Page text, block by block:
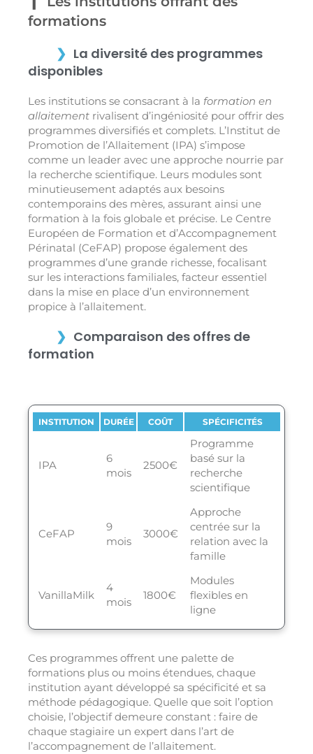
formations
La diversité des programmes
disponibles
Les institutions se consacrant à la formation en
allaitement rivalisent d’ingéniosité pour offrir des
programmes diversifiés et complets. L’Institut de
Promotion de l’Allaitement (IPA) s’impose
comme un leader avec une approche nourrie par
la recherche scientifique. Leurs modules sont
minutieusement adaptés aux besoins
contemporains des mères, assurant ainsi une
formation à la fois globale et précise. Le Centre
Européen de Formation et d’Accompagnement
Périnatal (CeFAP) propose également des
programmes d’une grande richesse, focalisant
sur les interactions familiales, facteur essentiel
dans la mise en place d’un environnement
propice à l’allaitement.
Comparaison des offres de
formation
INSTITUTION DURÉE COÛT SPÉCIFICITÉS
IPA
6
mois
2500€
Programme
basé sur la
recherche
scientifique
CeFAP
9
mois
3000€
Approche
centrée sur la
relation avec la
famille
VanillaMilk
4
mois
1800€
Modules
flexibles en
ligne
Ces programmes offrent une palette de
formations plus ou moins étendues, chaque
institution ayant développé sa spécificité et sa
méthode pédagogique. Quelle que soit l’option
choisie, l’objectif demeure constant : faire de
chaque stagiaire un expert dans l’art de
l’accompagnement de l’allaitement.